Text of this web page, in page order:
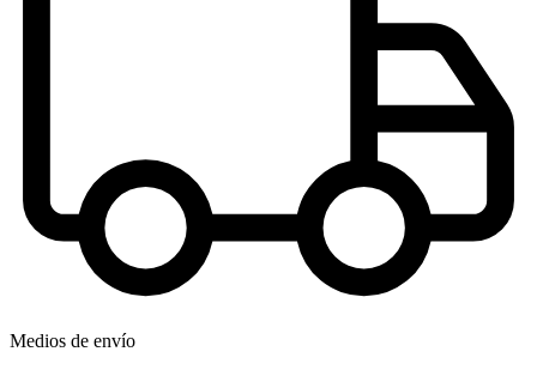
Medios de envío